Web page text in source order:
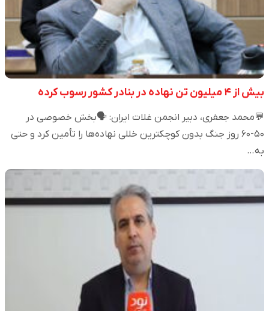
بیش از ۴ میلیون تن نهاده در بنادر کشور رسوب کرده
💬محمد جعفری، دبیر انجمن غلات ایران: 🗣️بخش خصوصی در
۵۰-۶۰ روز جنگ بدون کوچکترین خللی نهاده‌ها را تأمین کرد و حتی
به…